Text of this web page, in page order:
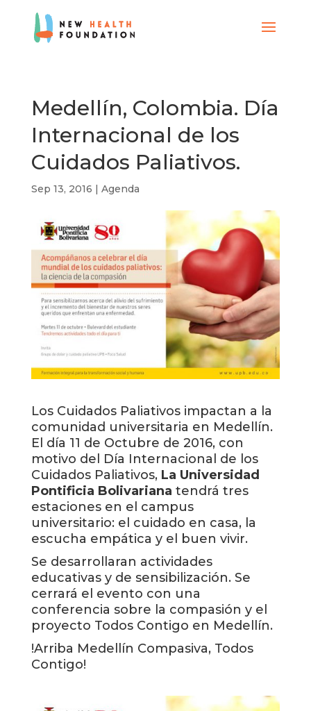
Medellín, Colombia. Día
Internacional de los
Cuidados Paliativos.
Sep 13, 2016 | Agenda
Los Cuidados Paliativos impactan a la
comunidad universitaria en Medellín.
El día 11 de Octubre de 2016, con
motivo del Día Internacional de los
Cuidados Paliativos, La Universidad
Pontificia Bolivariana tendrá tres
estaciones en el campus
universitario: el cuidado en casa, la
escucha empática y el buen vivir.
Se desarrollaran actividades
educativas y de sensibilización. Se
cerrará el evento con una
conferencia sobre la compasión y el
proyecto Todos Contigo en Medellín.
!Arriba Medellín Compasiva, Todos
Contigo!